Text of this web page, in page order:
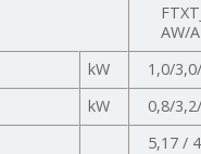
AW/
kW
1,0/
kW
0,8/
5,17 /